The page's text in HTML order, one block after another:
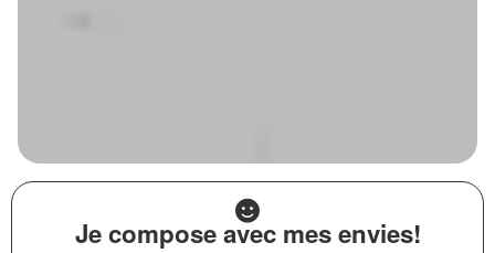
Je compose avec mes envies!